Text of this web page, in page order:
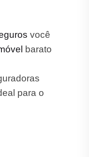
você
barato
para o